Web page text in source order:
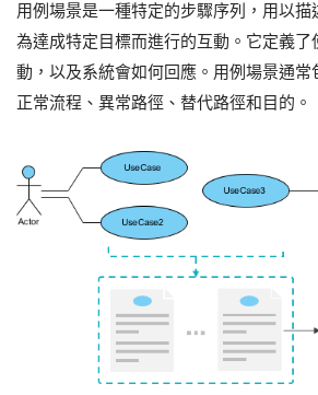
用例場景是一種特定的步驟序列，用以描
為達成特定目標而進行的互動。它定義了
動，以及系統會如何回應。用例場景通常
正常流程、異常路徑、替代路徑和目的。